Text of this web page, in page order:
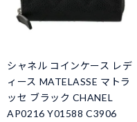
シャネル コインケース レデ
ィース MATELASSE マトラ
ッセ ブラック CHANEL
AP0216 Y01588 C3906